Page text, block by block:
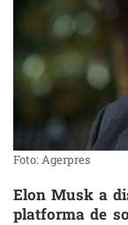
Foto: Agerpres
Elon Musk a
platforma de